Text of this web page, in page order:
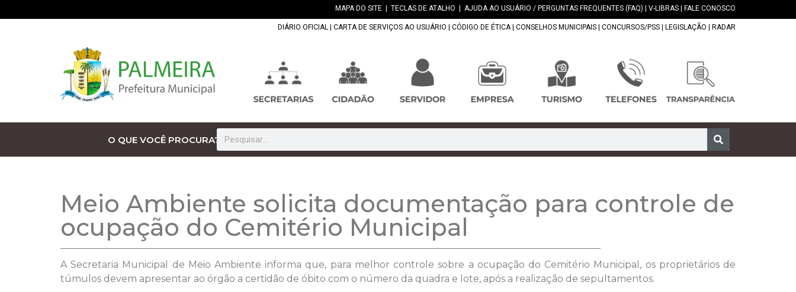
MAPA DO SITE TECLAS DE ATALHO AJUDA AO USUÁRIO / PERGUNTAS FREQUENTES (FAQ) V-LIBRAS FALE CONOSCO
DIÁRIO OFICIAL CARTA DE SERVIÇOS AO USUÁRIO CÓDIGO DE ÉTICA| CONSELHOS MUNICIPAIS CONCURSOS/PSS LEGISLAÇÃO RADAR
O QUE VOCÊ PROCURA?
Meio Ambiente solicita documentação para controle de
ocupação do Cemitério Municipal
A Secretaria Municipal de Meio Ambiente informa que, para melhor controle sobre a ocupação do Cemitério Municipal, os proprietários de
túmulos devem apresentar ao órgão a certidão de óbito com o número da quadra e lote, após a realização de sepultamentos.